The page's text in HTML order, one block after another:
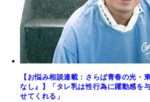
【お悩み相談連載：さらば青春の光・
なし』】「タレ乳は性行為に躍動感を
せてくれる」